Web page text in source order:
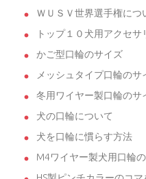
ＷＵＳＶ世界選手権につ
トップ１０犬用アクセサ
かご型口輪のサイズ
メッシュタイプ口輪のサ
冬用ワイヤー製口輪のサ
犬の口輪について
犬を口輪に慣らす方法
M4ワイヤー製犬用口輪